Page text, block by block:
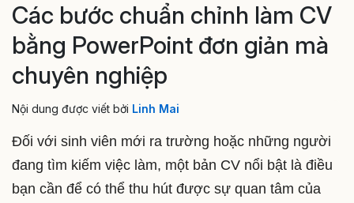
Các bước chuẩn chỉnh làm CV
bằng PowerPoint đơn giản mà
chuyên nghiệp
Nội dung được viết bởi Linh Mai
Đối với sinh viên mới ra trường hoặc những người
đang tìm kiếm việc làm, một bản CV nổi bật là điều
bạn cần để có thể thu hút được sự quan tâm của